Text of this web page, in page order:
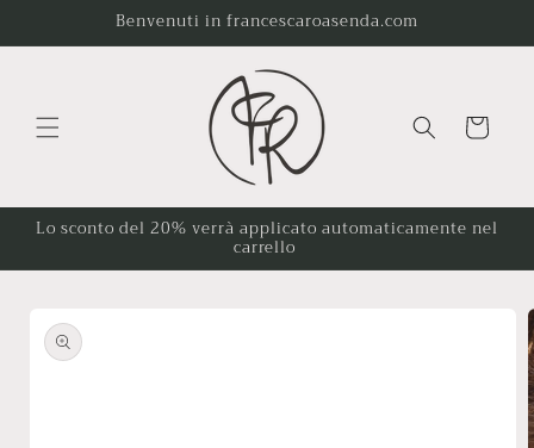
direttamente
ai contenuti
Benvenuti in francescaroasenda.com
Carrello
Lo sconto del 20% verrà applicato automaticamente nel
carrello
informazioni
sul
prodotto